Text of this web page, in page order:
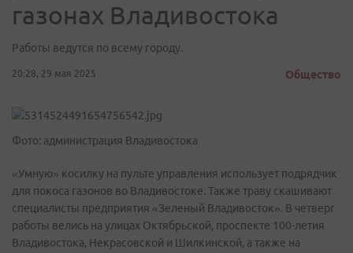
газонах Владивостока
Работы ведутся по всему городу.
20:28, 29 мая 2025 Общество
Фото: администрация Владивостока
«Умную» косилку на пульте управления использует подрядчик
для покоса газонов во Владивостоке. Также траву скашивают
специалисты предприятия «Зеленый Владивосток». В четверг
работы велись на улицах Октябрьской, проспекте 100-летия
Владивостока, Некрасовской и Шилкинской, а также на